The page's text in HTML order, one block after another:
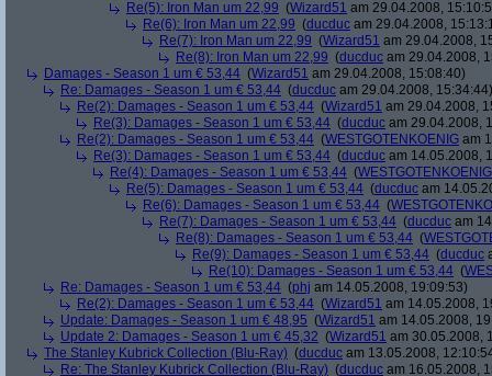
Re(5): Iron Man um 22,99 (Wizard51 am 29.04.2008,
Re(6): Iron Man um 22,99 (ducduc am 29.04.2008,
Re(7): Iron Man um 22,99 (Wizard51 am 29.04.2008,
Re(8): Iron Man um 22,99 (ducduc am 29.04.2008,
Damages - Season 1 um € 53,44 (Wizard51 am 29.04.2008, 15:08:40)
Re: Damages - Season 1 um € 53,44 (ducduc am 29.04.2008, 15:34:44)
Re(2): Damages - Season 1 um € 53,44 (Wizard51 am 29.04.2008,
Re(3): Damages - Season 1 um € 53,44 (ducduc am 29.04.2008,
Re(2): Damages - Season 1 um € 53,44 (WESTGOTENKOENIG am
Re(3): Damages - Season 1 um € 53,44 (ducduc am 14.05.2008,
Re(4): Damages - Season 1 um € 53,44 (WESTGOTENKOENIG
Re(5): Damages - Season 1 um € 53,44 (ducduc am
Re(6): Damages - Season 1 um € 53,44 (
Re(7): Damages - Season 1 um € 53,44 (ducduc am
Re(8): Damages - Season 1 um € 53,44 (
Re(9): Damages - Season 1 um € 53,44 (ducduc
Re(10): Damages - Season 1 um € 53,44 (
Re: Damages - Season 1 um € 53,44 (phj am 14.05.2008, 19:09:53)
Re(2): Damages - Season 1 um € 53,44 (Wizard51 am 14.05.2008,
Update: Damages - Season 1 um € 48,95 (Wizard51 am 14.05.2008,
Update 2: Damages - Season 1 um € 45,32 (Wizard51 am 30.05.2008,
The Stanley Kubrick Collection (Blu-Ray) (ducduc am 13.05.2008,
Re: The Stanley Kubrick Collection (Blu-Ray) (ducduc am 16.05.2008,